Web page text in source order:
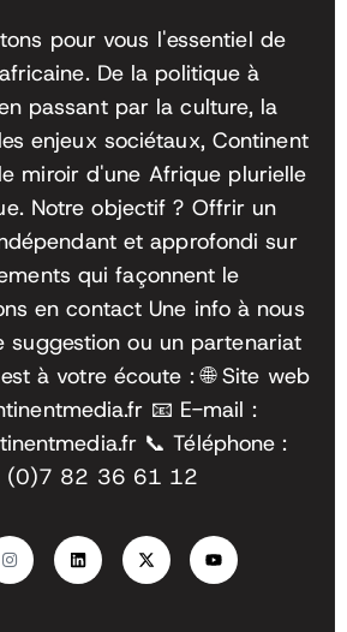
pour vous l'essentiel de
De la politique à
passant par la culture, la
enjeux sociétaux, Continent
miroir d'une Afrique plurielle
Notre objectif ? Offrir un
et approfondi sur
qui façonnent le
en contact Une info à nous
suggestion ou un partenariat
à votre écoute :🌐 Site web
📧 E-mail :
📞 Téléphone :
(0)7 82 36 61 12